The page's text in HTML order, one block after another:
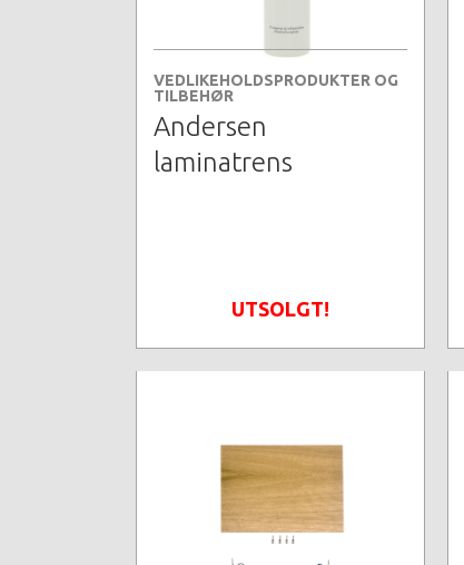
VEDLIKEHOLDSPRODUKTER OG
TILBEHØR
Andersen
laminatrens
UTSOLGT!